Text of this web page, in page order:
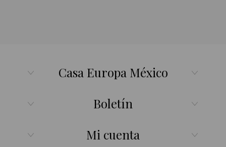
Casa Europa México
Boletín
Mi cuenta